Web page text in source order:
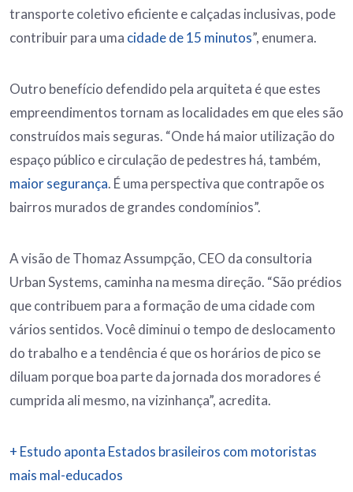
transporte coletivo eficiente e calçadas inclusivas, pode
contribuir para uma cidade de 15 minutos”, enumera.
Outro benefício defendido pela arquiteta é que estes
empreendimentos tornam as localidades em que eles são
construídos mais seguras. “Onde há maior utilização do
espaço público e circulação de pedestres há, também,
maior segurança. É uma perspectiva que contrapõe os
bairros murados de grandes condomínios”.
A visão de Thomaz Assumpção, CEO da consultoria
Urban Systems, caminha na mesma direção. “São prédios
que contribuem para a formação de uma cidade com
vários sentidos. Você diminui o tempo de deslocamento
do trabalho e a tendência é que os horários de pico se
diluam porque boa parte da jornada dos moradores é
cumprida ali mesmo, na vizinhança”, acredita.
+ Estudo aponta Estados brasileiros com motoristas
mais mal-educados